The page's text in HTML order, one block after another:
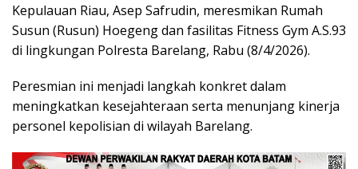
Kepulauan Riau, Asep Safrudin, meresmikan Rumah
Susun (Rusun) Hoegeng dan fasilitas Fitness Gym A.S.93
di lingkungan Polresta Barelang, Rabu (8/4/2026).
Peresmian ini menjadi langkah konkret dalam
meningkatkan kesejahteraan serta menunjang kinerja
personel kepolisian di wilayah Barelang.